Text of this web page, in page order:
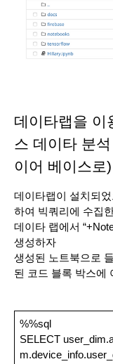
데이타랩을 이
스 데이타 분
이어 베이스로)
데이타랩이 설치되
하여 빅쿼리에 수집
데이타 랩에서
생성하자
생성된 노트북으로
된 코드 블록 박스에
%%sql
SELECT